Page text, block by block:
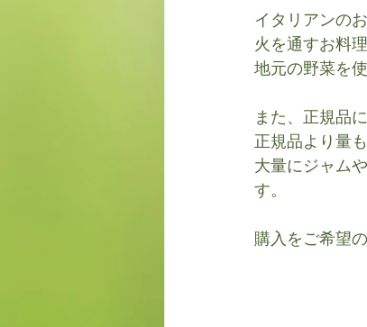
イタリアンの
火を通すお料
地元の野菜を
また、正規品
正規品より量
大量にジャム
す。
購入をご希望